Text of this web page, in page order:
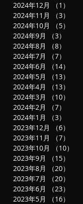
2024年12月
（1）
2024年11月
（3）
2024年10月
（5）
2024年9月
（3）
2024年8月
（8）
2024年7月
（7）
2024年6月
（14）
2024年5月
（13）
2024年4月
（13）
2024年3月
（10）
2024年2月
（7）
2024年1月
（3）
2023年12月
（6）
2023年11月
（7）
2023年10月
（10）
2023年9月
（15）
2023年8月
（20）
2023年7月
（20）
2023年6月
（23）
2023年5月
（16）